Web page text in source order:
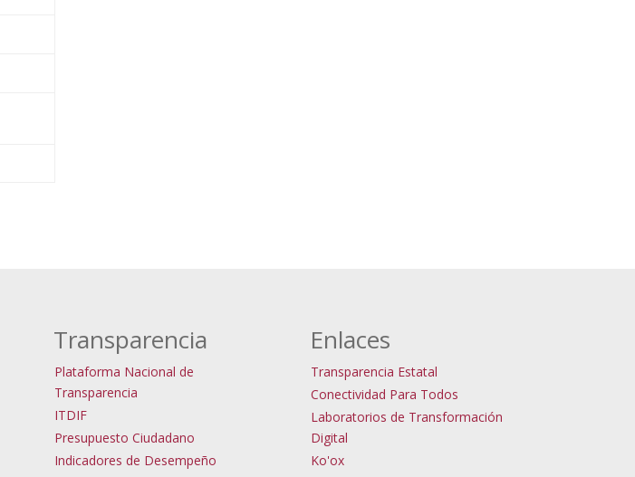
Transparencia
Plataforma Nacional de
Transparencia
ITDIF
Presupuesto Ciudadano
Indicadores de Desempeño
Enlaces
Transparencia Estatal
Conectividad Para Todos
Laboratorios de Transformación
Digital
Ko'ox